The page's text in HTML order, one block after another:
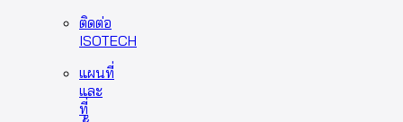
ติดต่อ
ISOTECH
แผนที่
และ
ที่